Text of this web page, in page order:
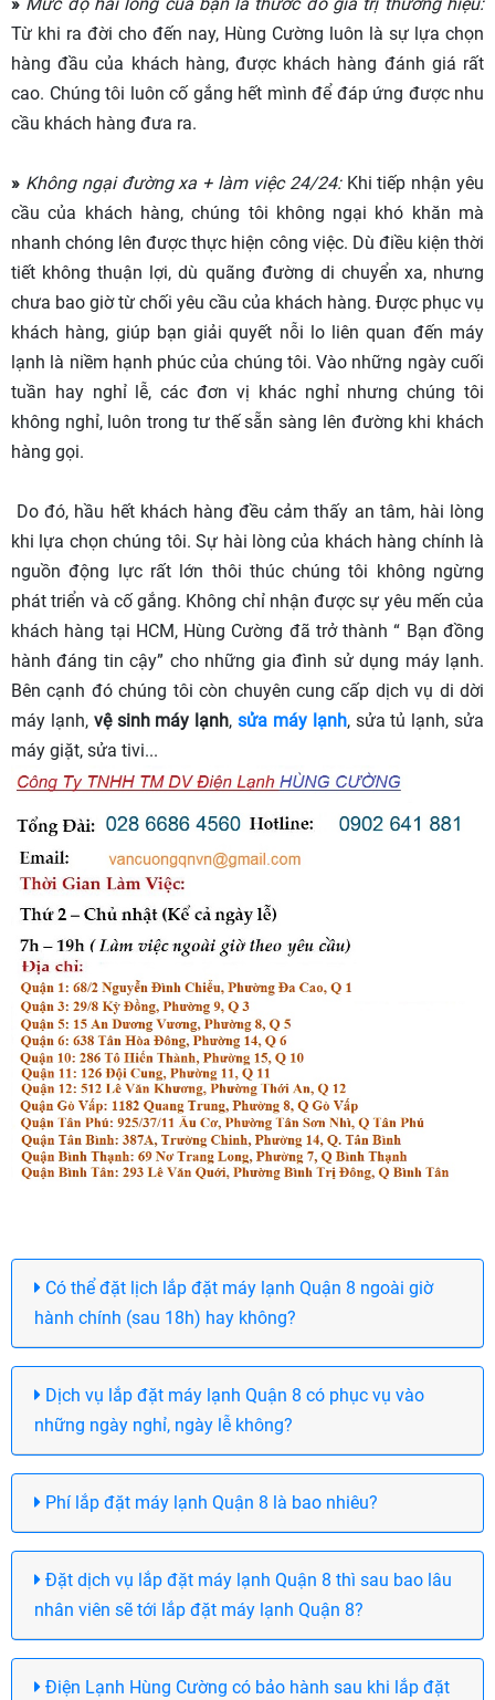
Từ khi ra đời cho đến nay, Hùng Cường luôn là sự lựa chọn
hàng đầu của khách hàng, được khách hàng đánh giá rất
cao. Chúng tôi luôn cố gắng hết mình để đáp ứng được nhu
cầu khách hàng đưa ra.
» Không ngại đường xa + làm việc 24/24:Khi tiếp nhận yêu
cầu của khách hàng, chúng tôi không ngại khó khăn mà
nhanh chóng lên được thực hiện công việc. Dù điều kiện thời
tiết không thuận lợi, dù quãng đường di chuyển xa, nhưng
chưa bao giờ từ chối yêu cầu của khách hàng. Được phục vụ
khách hàng, giúp bạn giải quyết nỗi lo liên quan đến máy
lạnh là niềm hạnh phúc của chúng tôi. Vào những ngày cuối
tuần hay nghỉ lễ, các đơn vị khác nghỉ nhưng chúng tôi
không nghỉ, luôn trong tư thế sẵn sàng lên đường khi khách
hàng gọi.
Do đó, hầu hết khách hàng đều cảm thấy an tâm, hài lòng
khi lựa chọn chúng tôi. Sự hài lòng của khách hàng chính là
nguồn động lực rất lớn thôi thúc chúng tôi không ngừng
phát triển và cố gắng. Không chỉ nhận được sự yêu mến của
khách hàng tại HCM, Hùng Cường đã trở thành “ Bạn đồng
hành đáng tin cậy” cho những gia đình sử dụng máy lạnh.
Bên cạnh đó chúng tôi còn chuyên cung cấp dịch vụ di dời
máy lạnh, vệ sinh máy lạnh,sửa máy lạnh, sửa tủ lạnh, sửa
máy giặt, sửa tivi...
Có thể đặt lịch lắp đặt máy lạnh Quận 8 ngoài giờ
hành chính (sau 18h) hay không?
Dịch vụ lắp đặt máy lạnh Quận 8 có phục vụ vào
những ngày nghỉ, ngày lễ không?
Phí lắp đặt máy lạnh Quận 8 là bao nhiêu?
Đặt dịch vụ lắp đặt máy lạnh Quận 8 thì sau bao lâu
nhân viên sẽ tới lắp đặt máy lạnh Quận 8?
Điện Lạnh Hùng Cường có bảo hành sau khi lắp đặt